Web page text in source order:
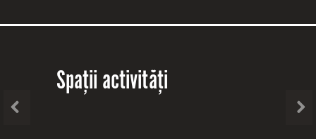
Spații activități